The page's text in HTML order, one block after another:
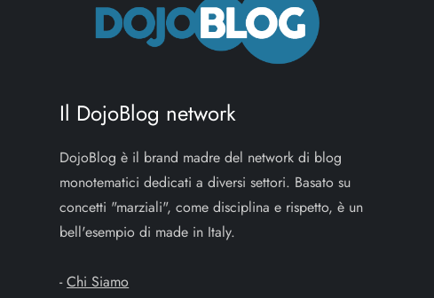
Il DojoBlog network
DojoBlog è il brand madre del network di blog
monotematici dedicati a diversi settori. Basato su
concetti "marziali", come disciplina e rispetto, è un
bell'esempio di made in Italy.
-Chi Siamo